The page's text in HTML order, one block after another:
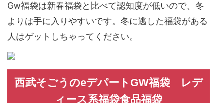
Gw福袋は新春福袋と比べて認知度が低いので、冬
よりは手に入りやすいです。冬に逃した福袋がある
人はゲットしちゃってください。
西武そごうのeデパートGW福袋 レデ
ィース系福袋食品福袋